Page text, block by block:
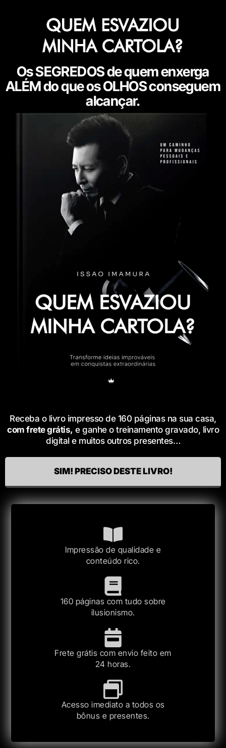
Os SEGREDOS de quem enxerga
ALÉM do que os OLHOS conseguem
alcançar.
Receba o livro impresso de 160 páginas na sua casa,
com frete grátis, e ganhe o treinamento gravado, livro
digital e muitos outros presentes…
SIM! PRECISO DESTE LIVRO!
Impressão de qualidade e
conteúdo rico.
160 páginas com tudo sobre
ilusionismo.
Frete grátis com envio feito em
24 horas.
Acesso imediato a todos os
bônus e presentes.